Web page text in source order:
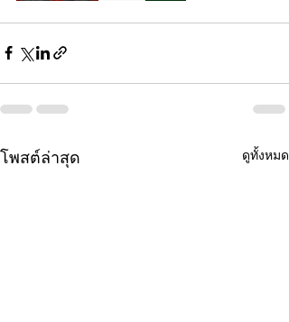
โพสต์ล่าสุด ดูทั้งหมด